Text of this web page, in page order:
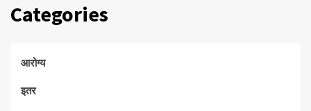
Categories
आरोग्य
इतर